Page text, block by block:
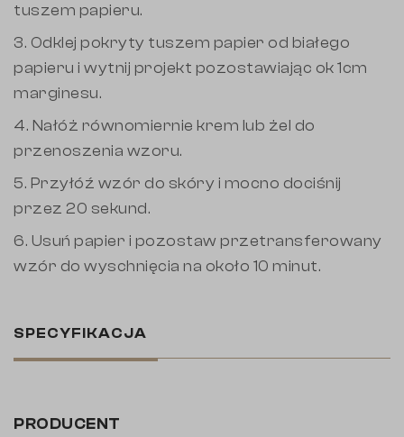
tuszem papieru.
3. Odklej pokryty tuszem papier od białego
papieru i wytnij projekt pozostawiając ok 1cm
marginesu.
4. Nałóż równomiernie krem lub żel do
przenoszenia wzoru.
5. Przyłóź wzór do skóry i mocno dociśnij
przez 20 sekund.
6. Usuń papier i pozostaw przetransferowany
wzór do wyschnięcia na około 10 minut.
SPECYFIKACJA
PRODUCENT